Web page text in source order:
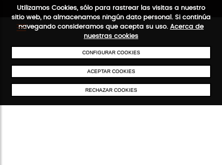
Utilizamos Cookies, sólo para rastrear las visitas a nuestro
sitio web, no almacenamos ningún dato personal. Si continúa
navegando consideramos que acepta su uso. Acerca de
nuestras cookies
CONFIGURAR COOKIES
ACEPTAR COOKIES
RECHAZAR COOKIES
ENVÍOS GRATIS A PARTIR DE 50 €PAGO SEGURO